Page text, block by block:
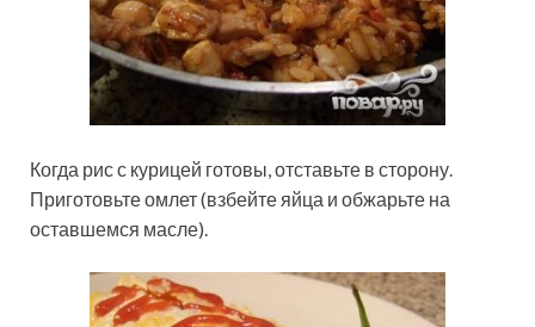
Когда рис с курицей готовы, отставьте в сторону.
Приготовьте омлет (взбейте яйца и обжарьте на
оставшемся масле).